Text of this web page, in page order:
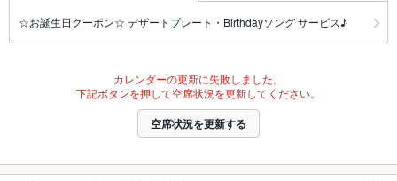
☆お誕生日クーポン☆ デザートプレート・Birthdayソング サービス♪
カレンダーの更新に失敗しました。
下記ボタンを押して空席状況を更新してください。
空席状況を更新する